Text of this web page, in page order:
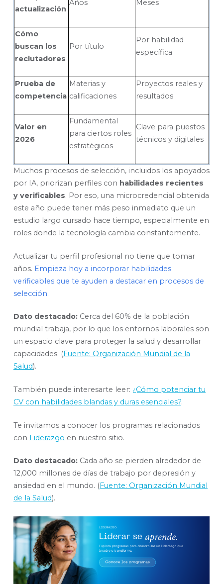
actualización
Años Meses
Cómo
buscan los
reclutadores
Por título
Por habilidad
específica
Prueba de
competencia
Materias y
calificaciones
Proyectos reales y
resultados
Valor en
2026
Fundamental
para ciertos roles
estratégicos
Clave para puestos
técnicos y digitales
Muchos procesos de selección, incluidos los apoyados
por IA, priorizan perfiles con habilidades recientes
y verificables. Por eso, una microcredencial obtenida
este año puede tener más peso inmediato que un
estudio largo cursado hace tiempo, especialmente en
roles donde la tecnología cambia constantemente.
Actualizar tu perfil profesional no tiene que tomar
años. Empieza hoy a incorporar habilidades
verificables que te ayuden a destacar en procesos de
selección.
Dato destacado: Cerca del 60% de la población
mundial trabaja, por lo que los entornos laborales son
un espacio clave para proteger la salud y desarrollar
capacidades. (Fuente: Organización Mundial de la
Salud).
También puede interesarte leer: ¿Cómo potenciar tu
CV con habilidades blandas y duras esenciales?.
Te invitamos a conocer los programas relacionados
con Liderazgo en nuestro sitio.
Dato destacado: Cada año se pierden alrededor de
12,000 millones de días de trabajo por depresión y
ansiedad en el mundo. (Fuente: Organización Mundial
de la Salud).